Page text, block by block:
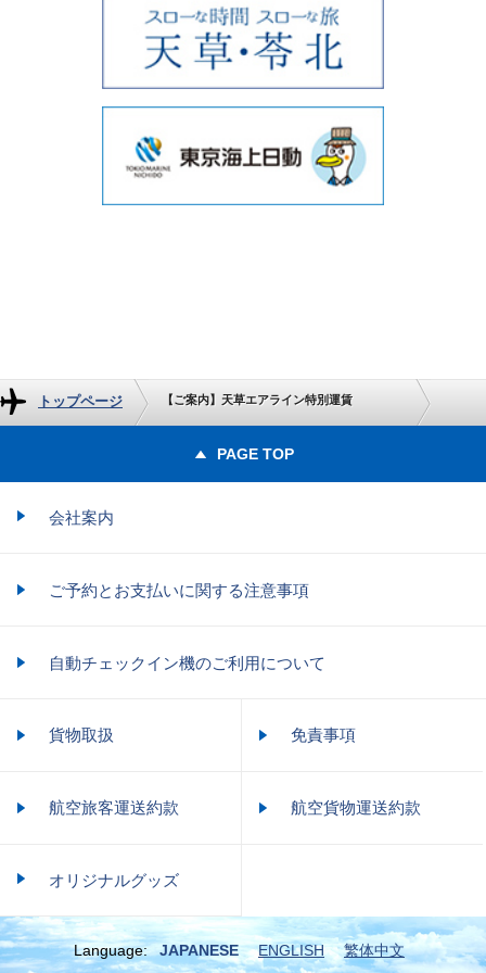
トップページ 【ご案内】天草エアライン特別運賃
PAGE TOP
会社案内
ご予約とお支払いに関する注意事項
自動チェックイン機のご利用について
貨物取扱 免責事項
航空旅客運送約款 航空貨物運送約款
オリジナルグッズ
Language: JAPANESE ENGLISH 繁体中文